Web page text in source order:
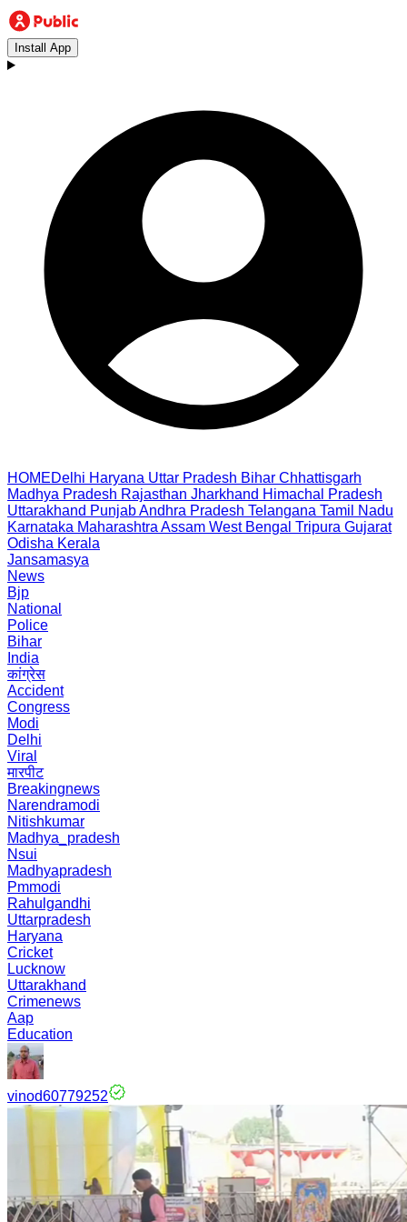
Install App
HOMEDelhi Haryana Uttar Pradesh Bihar Chhattisgarh
Madhya Pradesh Rajasthan Jharkhand Himachal Pradesh
Uttarakhand PunjabAndhra Pradesh Telangana Tamil Nadu
Karnataka Maharashtra Assam West Bengal Tripura Gujarat
Odisha Kerala
Jansamasya
News
Bjp
National
Police
Bihar
India
कांग्रेस
Accident
Congress
Modi
Delhi
Viral
मारपीट
Breakingnews
Narendramodi
Nitishkumar
Madhya_pradesh
Nsui
Madhyapradesh
Pmmodi
Rahulgandhi
Uttarpradesh
Haryana
Cricket
Lucknow
Uttarakhand
Crimenews
Aap
Education
vinod60779252